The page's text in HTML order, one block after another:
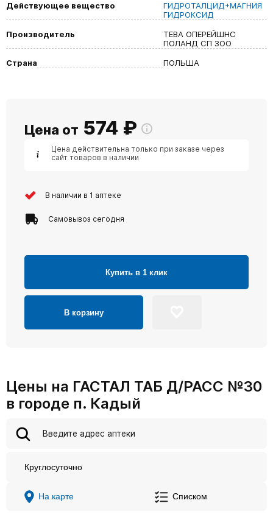
Действующее вещество
ГИДРОТАЛЦИД+МАГНИЯ
ГИДРОКСИД
Производитель
ТЕВА ОПЕРЕЙШНС
ПОЛАНД СП ЗОО
Страна
ПОЛЬША
Цена от 574 ₽
Цена действительна только при заказе через
сайт товаров в наличии
В наличии в 1 аптеке
Самовывоз сегодня
Купить в 1 клик
В корзину
Цены на ГАСТАЛ ТАБ Д/РАСС №30
в городе п. Кадый
Круглосуточно
На карте Списком